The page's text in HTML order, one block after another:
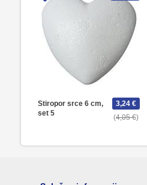
Stiropor srce 6 cm,
set 5
4,05 €
3,24 €